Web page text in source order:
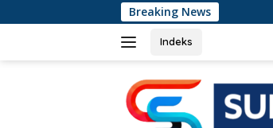
ke
Breaking News
Prajurit Yonarmed 13
Indeks